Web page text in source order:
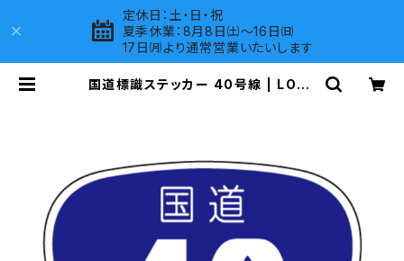
定休日：土・日・祝
夏季休業：8月8日㈯～16日㈰
17日㈪より通常営業いたいします
国道標識ステッカー 40号線 | LOVE